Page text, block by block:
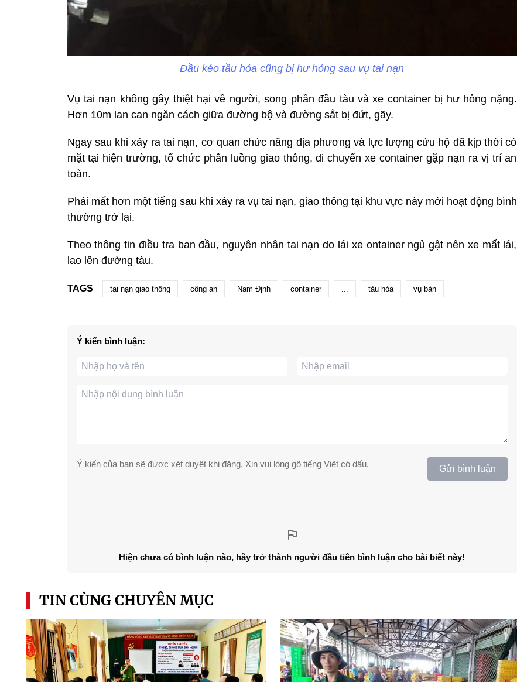
Đầu kéo tầu hỏa cũng bị hư hỏng sau vụ tai nạn
Vụ tai nạn không gây thiệt hại về người, song phần đầu tàu và xe container bị hư hỏng nặng.
Hơn 10m lan can ngăn cách giữa đường bộ và đường sắt bị đứt, gãy.
Ngay sau khi xảy ra tai nạn, cơ quan chức năng địa phương và lực lượng cứu hộ đã kịp thời có
mặt tại hiện trường, tổ chức phân luồng giao thông, di chuyển xe container gặp nạn ra vị trí an
toàn.
Phải mất hơn một tiếng sau khi xảy ra vụ tai nạn, giao thông tại khu vực này mới hoạt động bình
thường trở lại.
Theo thông tin điều tra ban đầu, nguyên nhân tai nạn do lái xe ontainer ngủ gật nên xe mất lái,
lao lên đường tàu.
TAGS tai nạn giao thông công an Nam Định container tàu hỏa vụ bản
Ý kiến bình luận:
Ý kiến của bạn sẽ được xét duyệt khi đăng. Xin vui lòng gõ tiếng Việt có dấu. Gửi bình luận
Hiện chưa có bình luận nào, hãy trở thành người đầu tiên bình luận cho bài biết này!
TIN CÙNG CHUYÊN MỤC